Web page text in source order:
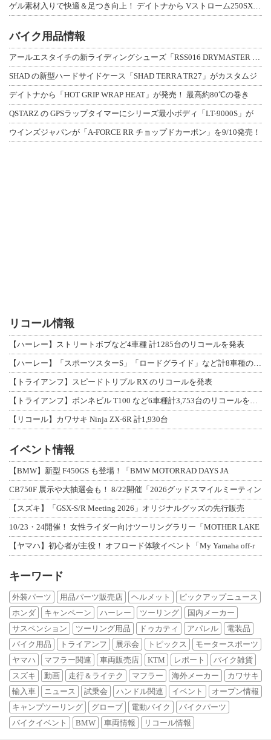
ゲル素材入りで快適＆足つき向上！ デイトナから Vストローム250SX用「快適ロ
バイク用品情報
アールエスタイチの新ライディングシューズ「RSS016 DRYMASTER スト
SHAD の新型ハードサイドケース「SHAD TERRA TR27」がカスタムジ
デイトナから「HOT GRIP WRAP HEAT」が発売！ 最高約80℃の巻き
QSTARZ の GPSラップタイマーにシリーズ最小ボディ「LT-9000S」が
ウインズジャパンが「A-FORCE RR チョップドカーボン」を9/10発売！
リコール情報
【ハーレー】ストリートボブなど4車種 計1285台のリコールを発表
【ハーレー】「スポーツスターS」「ロードグライド」など計8車種のリコールを発表
【トライアンフ】スピードトリプル RX のリコールを発表
【トライアンフ】ボンネビル T100 など6車種計3,753台のリコールを発表
【リコール】カワサキ Ninja ZX-6R 計1,930台
イベント情報
【BMW】新型 F450GS も登場！「BMW MOTORRAD DAYS JA
CB750F 展示や大抽選会も！ 8/22開催「2026グッドスマイルミーティン
【スズキ】「GSX-S/R Meeting 2026」オリジナルグッズの先行販売
10/23・24開催！ 女性ライダー向けツーリングラリー「MOTHER LAKE
【ヤマハ】初心者が主役！ オフロード体験イベント「My Yamaha off-r
キーワード
外装パーツ 用品パーツ販売店 ヘルメット
ピックアップニュース
ホンダ
キャンペーン ハーレー ツーリング
国内メーカー
サスペンション
ツーリング用品 ドゥカティ アパレル
電装品
バイク用品
トライアンフ 展示会 トピックス
モータースポーツ
ヤマハ
マフラー関連 車両販売店 KTM レポート
バイク雑貨
スズキ
動画 走行＆ライテク マフラー 海外メーカー
カワサキ
輸入車
ニュース 試乗会 ハンドル関連 イベント
オープン情報
キャンプツーリング
グローブ 電動バイク
バイクパーツ
バイクイベント
BMW 車両情報 リコール情報